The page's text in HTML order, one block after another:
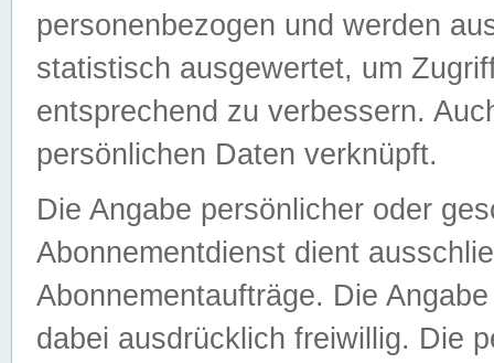
personenbezogen und werden
statistisch ausgewertet, um
entsprechend zu verbessern.
persönlichen Daten verknüpft.
Die Angabe persönlicher oder
Abonnementdienst dient
Abonnementaufträge. Die
dabei ausdrücklich freiwillig. Die